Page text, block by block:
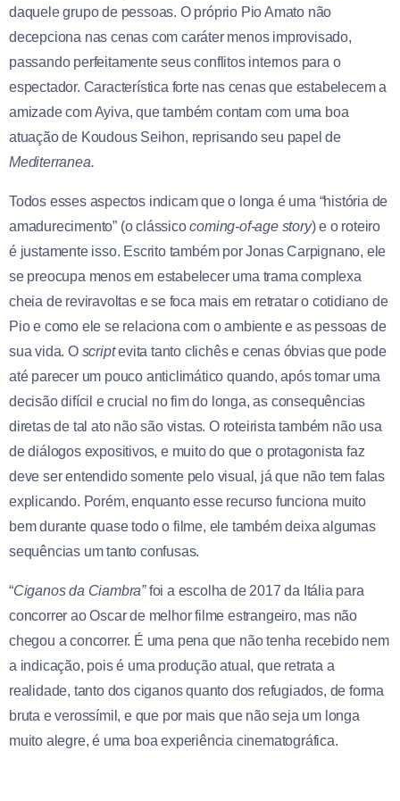
daquele grupo de pessoas. O próprio Pio Amato não
decepciona nas cenas com caráter menos improvisado,
passando perfeitamente seus conflitos internos para o
espectador. Característica forte nas cenas que estabelecem a
amizade com Ayiva, que também contam com uma boa
atuação de Koudous Seihon, reprisando seu papel de
Mediterranea.
Todos esses aspectos indicam que o longa é uma “história de
amadurecimento” (o clássicocoming-of-age story) e o roteiro
é justamente isso. Escrito também por Jonas Carpignano, ele
se preocupa menos em estabelecer uma trama complexa
cheia de reviravoltas e se foca mais em retratar o cotidiano de
Pio e como ele se relaciona com o ambiente e as pessoas de
sua vida. Oscriptevita tanto clichês e cenas óbvias que pode
até parecer um pouco anticlimático quando, após tomar uma
decisão difícil e crucial no fim do longa, as consequências
diretas de tal ato não são vistas. O roteirista também não usa
de diálogos expositivos, e muito do que o protagonista faz
deve ser entendido somente pelo visual, já que não tem falas
explicando. Porém, enquanto esse recurso funciona muito
bem durante quase todo o filme, ele também deixa algumas
sequências um tanto confusas.
“Ciganos da Ciambra”foi a escolha de 2017 da Itália para
concorrer ao Oscar de melhor filme estrangeiro, mas não
chegou a concorrer. É uma pena que não tenha recebido nem
a indicação, pois é uma produção atual, que retrata a
realidade, tanto dos ciganos quanto dos refugiados, de forma
bruta e verossímil, e que por mais que não seja um longa
muito alegre, é uma boa experiência cinematográfica.